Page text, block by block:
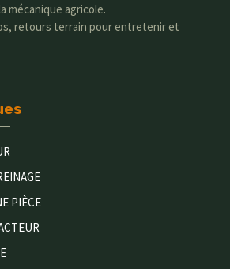
mécanique agricole.
retours terrain pour entretenir et
PIÈCE